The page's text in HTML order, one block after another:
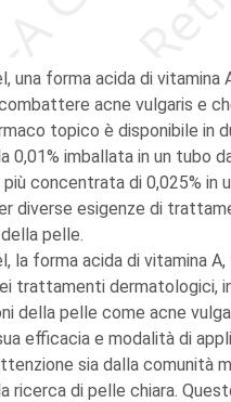
una forma acida di vitamina
acne vulgaris e
topico è disponibile in
0,01% imballata in un tubo
più concentrata di 0,025% in
diverse esigenze di
pelle.
la forma acida di vitamina
trattamenti dermatologici,
della pelle come acne
efficacia e modalità di
sia dalla comunità
ricerca di pelle chiara.